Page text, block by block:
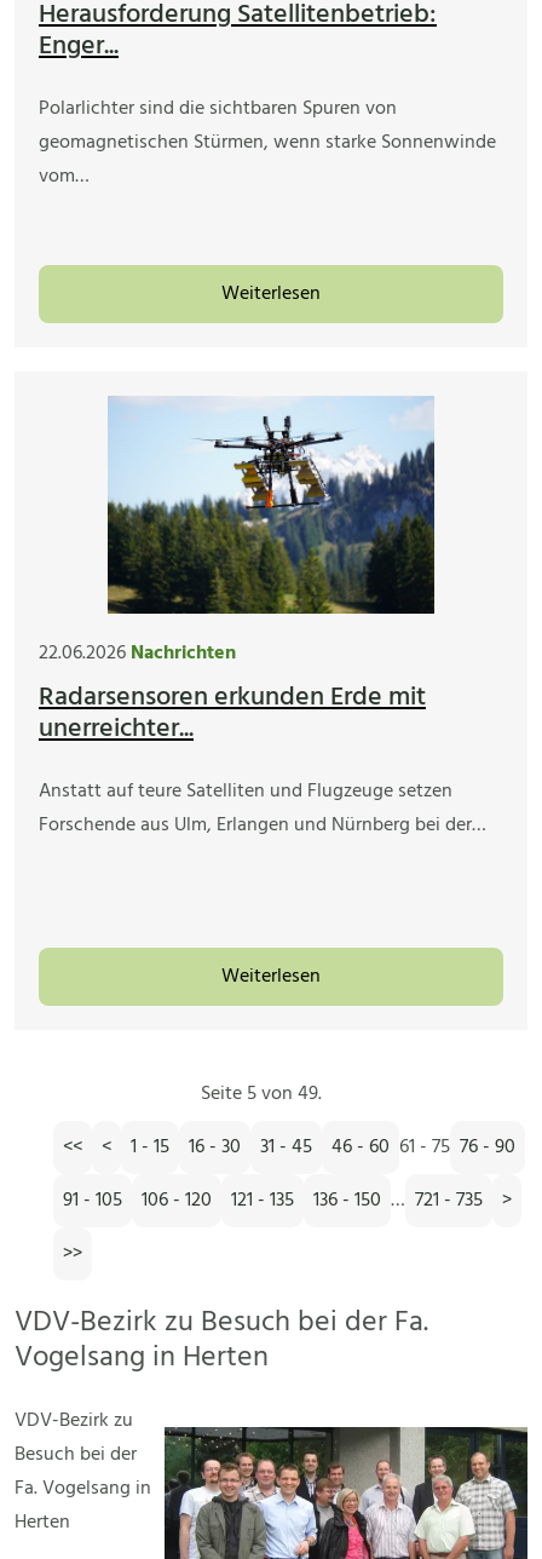
Herausforderung Satellitenbetrieb:
Enger...
Polarlichter sind die sichtbaren Spuren von
geomagnetischen Stürmen, wenn starke Sonnenwinde
vom…
Weiterlesen
22.06.2026Nachrichten
Radarsensoren erkunden Erde mit
unerreichter...
Anstatt auf teure Satelliten und Flugzeuge setzen
Forschende aus Ulm, Erlangen und Nürnberg bei der…
Weiterlesen
Seite 5 von 49.
<<
< 1 - 15 16 - 30 31 - 45 46 - 60 61 - 75 76 - 90
91 - 105
106 - 120 121 - 135 136 - 150 … 721 - 735
>
>>
VDV-Bezirk zu Besuch bei der Fa.
Vogelsang in Herten
VDV-Bezirk zu
Besuch bei der
Fa. Vogelsang in
Herten